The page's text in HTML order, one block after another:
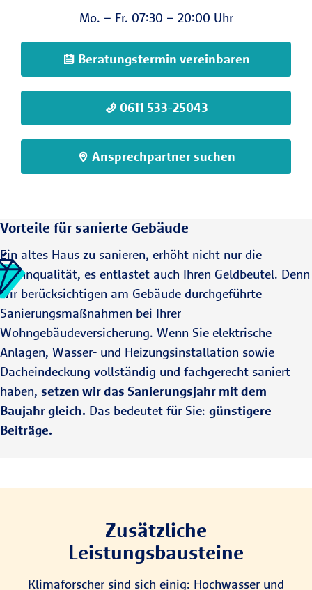
Mo. – Fr. 07:30 – 20:00 Uhr
Beratungstermin vereinbaren
0611 533-25043
Ansprechpartner suchen
Vorteile für sanierte Gebäude
Ein altes Haus zu sanieren, erhöht nicht nur die
Wohnqualität, es entlastet auch Ihren Geldbeutel. Denn
wir berücksichtigen am Gebäude durchgeführte
Sanierungsmaßnahmen bei Ihrer
Wohngebäudeversicherung. Wenn Sie elektrische
Anlagen, Wasser- und Heizungsinstallation sowie
Dacheindeckung vollständig und fachgerecht saniert
haben, setzen wir das Sanierungsjahr mit dem
Baujahr gleich. Das bedeutet für Sie: günstigere
Beiträge.
Zusätzliche
Leistungsbausteine
Klimaforscher sind sich einig: Hochwasser und